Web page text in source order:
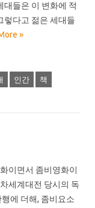
대들은 이 변화에 적
렇다고 젊은 세대들
»
인간 책
이면서 좀비영화이
세계대전 당시의 독
행에 더해, 좀비요소